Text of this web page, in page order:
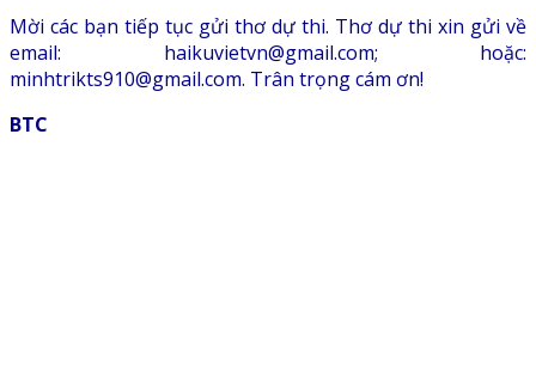
Mời các bạn tiếp tục gửi thơ dự thi. Thơ dự thi xin gửi về
email: haikuvietvn@gmail.com; hoặc:
minhtrikts910@gmail.com. Trân trọng cám ơn!
BTC